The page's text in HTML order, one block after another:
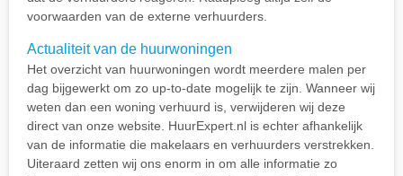
voorwaarden van de externe verhuurders.
Actualiteit van de huurwoningen
Het overzicht van huurwoningen wordt meerdere malen per
dag bijgewerkt om zo up-to-date mogelijk te zijn. Wanneer wij
weten dan een woning verhuurd is, verwijderen wij deze
direct van onze website. HuurExpert.nl is echter afhankelijk
van de informatie die makelaars en verhuurders verstrekken.
Uiteraard zetten wij ons enorm in om alle informatie zo